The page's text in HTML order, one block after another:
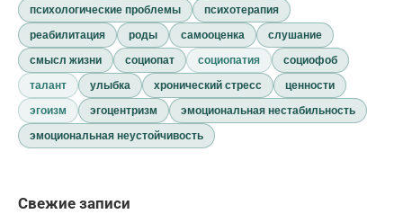
психологические проблемы
психотерапия
реабилитация
роды самооценка
слушание
смысл жизни
социопат социопатия
социофоб
талант
улыбка хронический стресс
ценности
эгоизм
эгоцентризм
эмоциональная нестабильность
эмоциональная неустойчивость
Свежие записи